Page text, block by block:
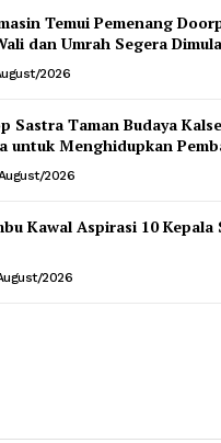
Temui Pemenang
dan Umrah Segera
2026
Sastra Taman Budaya
untuk Menghidupkan
2026
Kawal Aspirasi 10 Kepala
2026